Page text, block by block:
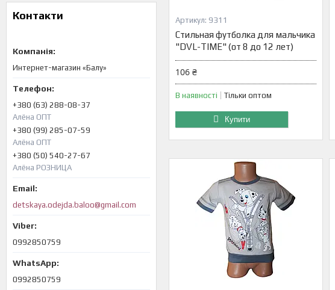
Контакти
Интернет-магазин «Балу»
+380 (63) 288-08-37
Алёна ОПТ
+380 (99) 285-07-59
Алёна ОПТ
+380 (50) 540-27-67
Алёна РОЗНИЦА
detskaya.odejda.baloo@gmail.com
0992850759
0992850759
9311
Стильная футболка для мальчика
"DVL-TIME" (от 8 до 12 лет)
106 ₴
В наявності Тільки оптом
Купити